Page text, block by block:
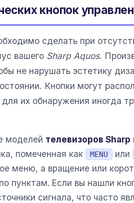
кнопок
сделать при
вашего Sharp Aquos.
не нарушать эстетику
Кнопки могут
для их обнаружения иногда
моделей телевизоров Sharp
помеченная как
MENU или
меню, а вращение или
пунктам. Если вы нашли
сигнала, что часто